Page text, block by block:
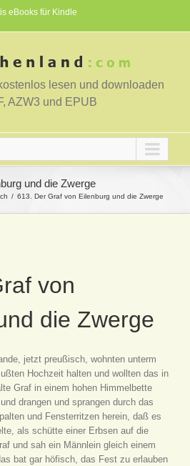
eBooks für Kindle
lesen und downloaden
AZW3 und EPUB
und die Zwerge
613. Der Graf von Eilenburg und die Zwerge
von
die Zwerge
jetzt preußisch, wohnten unterm
Hochzeit halten und wollten das in
Graf in einem hohen Himmelbette
drangen und sprangen durch das
und Fensterritzen herein, daß es
als schütte einer Erbsen auf die
und sah ein Männlein gleich einem
bat gar höfisch, das Fest zu erlauben